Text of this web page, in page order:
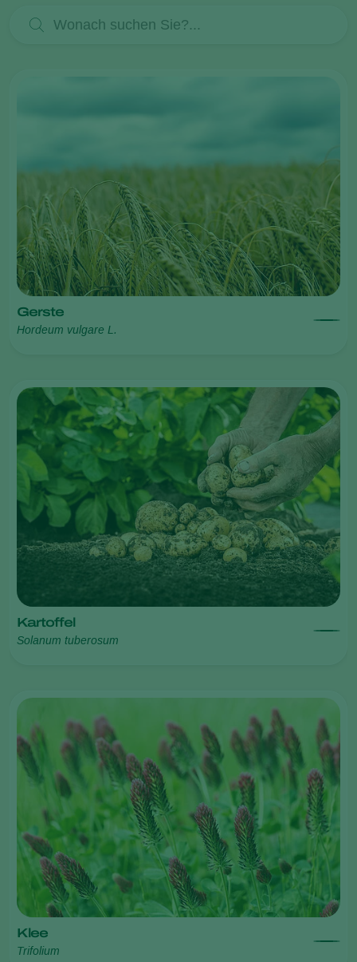
Gerste
Hordeum vulgare L.
Kartoffel
Solanum tuberosum
Klee
Trifolium